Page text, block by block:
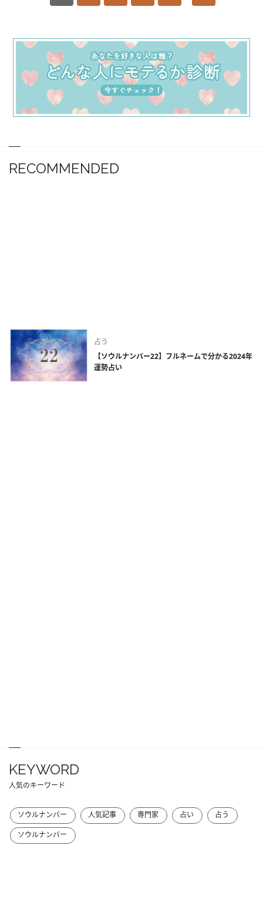
RECOMMENDED
占う
【ソウルナンバー22】フルネームで分かる2024年
運勢占い
KEYWORD
人気のキーワード
ソウルナンバー 人気記事 専門家 占い
占う
ソウルナンバー